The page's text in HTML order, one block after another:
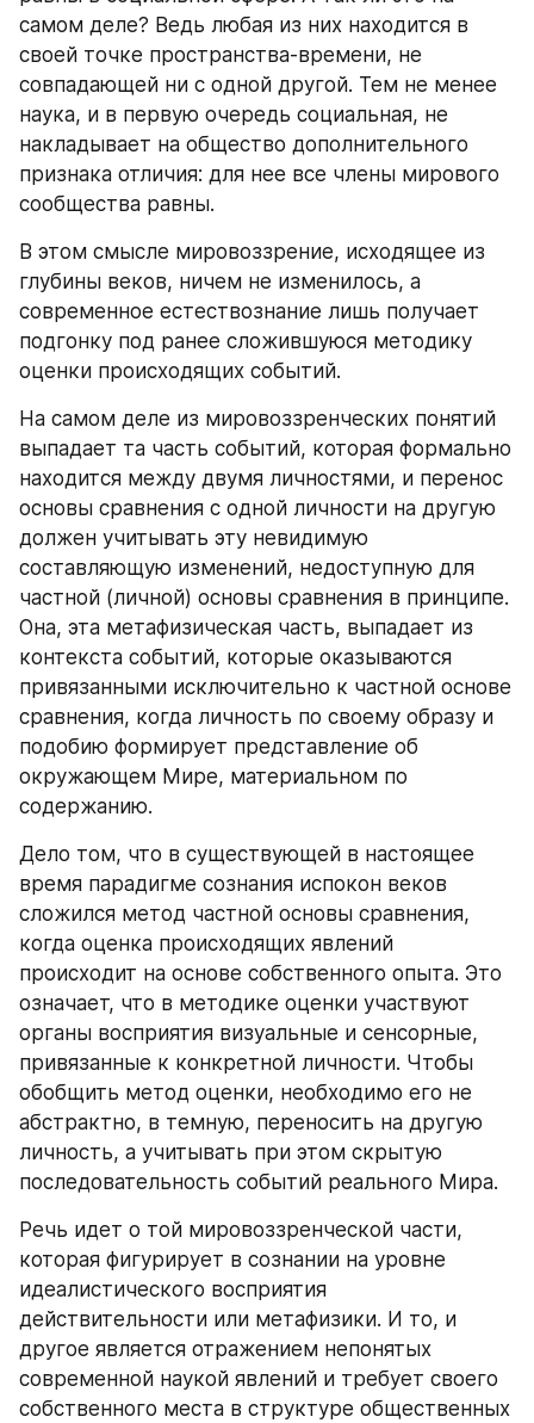
самом деле? Ведь любая из них находится в
своей точке пространства‑времени, не
совпадающей ни с одной другой. Тем не менее
наука, и в первую очередь социальная, не
накладывает на общество дополнительного
признака отличия: для нее все члены мирового
сообщества равны.
В этом смысле мировоззрение, исходящее из
глубины веков, ничем не изменилось, а
современное естествознание лишь получает
подгонку под ранее сложившуюся методику
оценки происходящих событий.
На самом деле из мировоззренческих понятий
выпадает та часть событий, которая формально
находится между двумя личностями, и перенос
основы сравнения с одной личности на другую
должен учитывать эту невидимую
составляющую изменений, недоступную для
частной (личной) основы сравнения в принципе.
Она, эта метафизическая часть, выпадает из
контекста событий, которые оказываются
привязанными исключительно к частной основе
сравнения, когда личность по своему образу и
подобию формирует представление об
окружающем Мире, материальном по
содержанию.
Дело том, что в существующей в настоящее
время парадигме сознания испокон веков
сложился метод частной основы сравнения,
когда оценка происходящих явлений
происходит на основе собственного опыта. Это
означает, что в методике оценки участвуют
органы восприятия визуальные и сенсорные,
привязанные к конкретной личности. Чтобы
обобщить метод оценки, необходимо его не
абстрактно, в темную, переносить на другую
личность, а учитывать при этом скрытую
последовательность событий реального Мира.
Речь идет о той мировоззренческой части,
которая фигурирует в сознании на уровне
идеалистического восприятия
действительности или метафизики. И то, и
другое является отражением непонятых
современной наукой явлений и требует своего
собственного места в структуре общественных